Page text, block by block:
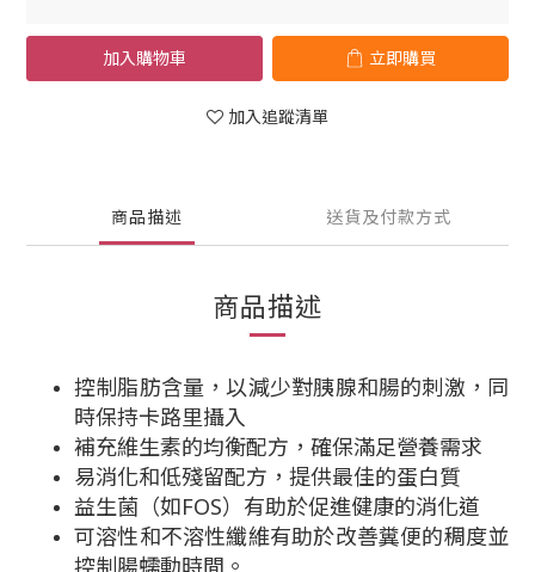
加入購物車 立即購買
加入追蹤清單
商品描述 送貨及付款方式
商品描述
控制脂肪含量，以減少對胰腺和腸的刺激，同
時保持卡路里攝入
補充維生素的均衡配方，確保滿足營養需求
易消化和低殘留配方，提供最佳的蛋白質
益生菌（如FOS）有助於促進健康的消化道
可溶性和不溶性纖維有助於改善糞便的稠度並
控制腸蠕動時間。